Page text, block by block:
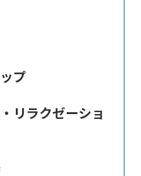
プ
リラクゼーショ